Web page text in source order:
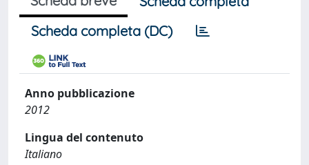
Scheda completa (DC)
Anno pubblicazione
2012
Lingua del contenuto
Italiano